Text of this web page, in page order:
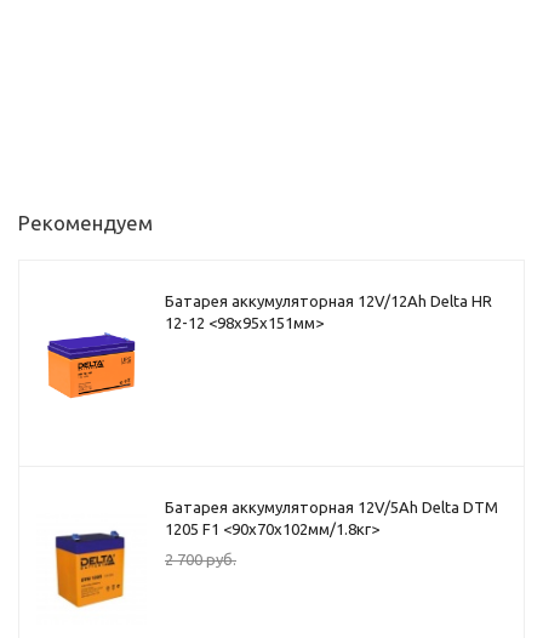
Рекомендуем
Батарея аккумуляторная 12V/12Ah Delta HR
12-12 <98x95x151мм>
Батарея аккумуляторная 12V/5Ah Delta DTM
1205 F1 <90x70x102мм/1.8кг>
2 700руб.